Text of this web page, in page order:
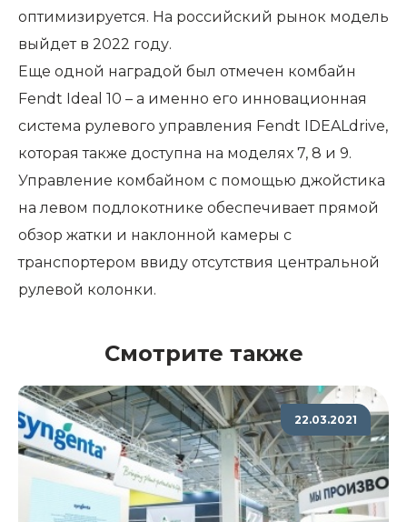
оптимизируется. На российский рынок модель
выйдет в 2022 году.
Еще одной наградой был отмечен комбайн
Fendt Ideal 10 – а именно его инновационная
система рулевого управления Fendt IDEALdrive,
которая также доступна на моделях 7, 8 и 9.
Управление комбайном с помощью джойстика
на левом подлокотнике обеспечивает прямой
обзор жатки и наклонной камеры с
транспортером ввиду отсутствия центральной
рулевой колонки.
Смотрите также
22.03.2021